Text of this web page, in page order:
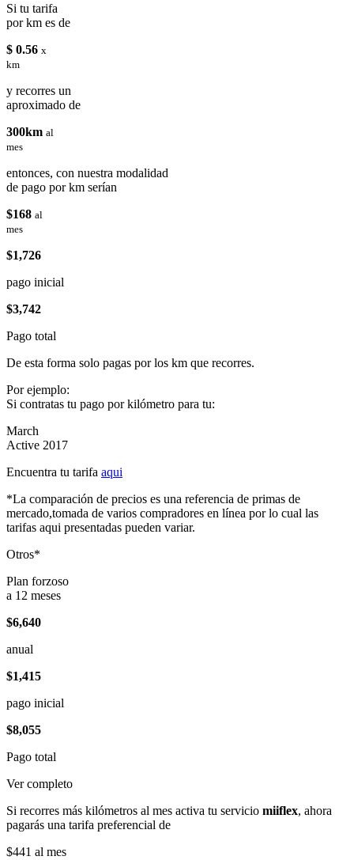
Si tu tarifa
por km es de
$ 0.56 x
km
y recorres un
aproximado de
300km al
mes
entonces, con nuestra modalidad
de pago por km serían
$168 al
mes
$1,726
pago inicial
$3,742
Pago total
De esta forma solo pagas por los km que recorres.
Por ejemplo:
Si contratas tu pago por kilómetro para tu:
March
Active 2017
Encuentra tu tarifa aqui
*La comparación de precios es una referencia de primas de
mercado,tomada de varios compradores en línea por lo cual las
tarifas aqui presentadas pueden variar.
Otros*
Plan forzoso
a 12 meses
$6,640
anual
$1,415
pago inicial
$8,055
Pago total
Ver completo
Si recorres más kilómetros al mes activa tu servicio miiflex, ahora
pagarás una tarifa preferencial de
$441 al mes